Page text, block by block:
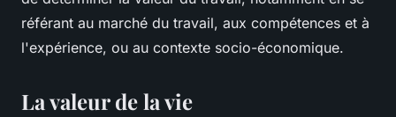
référant au marché du travail, aux compétences et à
l'expérience, ou au contexte socio-économique.
La valeur de la vie